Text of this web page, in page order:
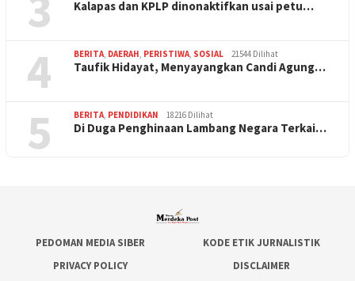
Kalapas dan KPLP dinonaktifkan usai petu…
4 BERITA DAERAH PERISTIWA SOSIAL 21544 Dilihat
Taufik Hidayat, Menyayangkan Candi Agung…
5 BERITA PENDIDIKAN 18216 Dilihat
Di Duga Penghinaan Lambang Negara Terkai…
PEDOMAN MEDIA SIBER
KODE ETIK JURNALISTIK
PRIVACY POLICY
DISCLAIMER